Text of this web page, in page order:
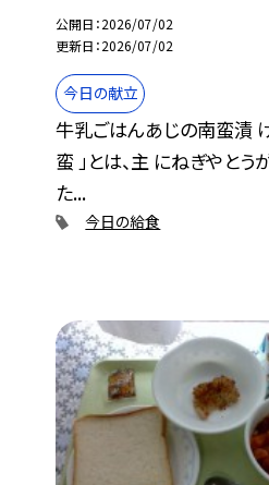
公開日 2026/07/02
更新日 2026/07/02
今日の献立
牛乳ごはんあじの南蛮漬
蛮 」とは、主 にねぎやとう
た...
今日の給食